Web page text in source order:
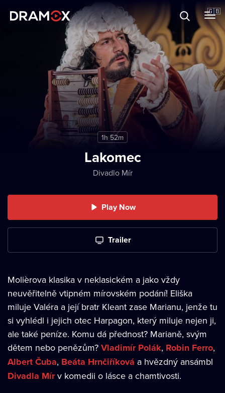
🇬🇧
Register
1h 52m
Lakomec
Divadlo Mír
Play Now
Trailer
Molièrova klasika v neklasickém a jako vždy
neuvěřitelně vtipném mírovském podání! Eliška
miluje Valéra a její bratr Kleant zase Marianu, jenže tu
si vyhlédl i jejich otec Harpagon, který miluje nejen ji,
ale také peníze. Komu dá přednost? Marianě, svým
dětem nebo penězům? Vladimír Polák, Robin Ferro,
Albert Čuba, Beáta Hrnčiříková a hvězdný ansámbl
Divadla Mírv komedii o lásce a chamtivosti.